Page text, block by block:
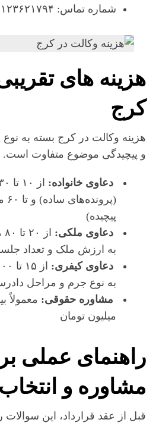
شماره تماس: ۰۹۱۲۳۶۲۱۷۹۴
هزینه های
کرج
هزینه وکالت در کرج بسته به
و پیچیدگی موضوع متفاوت است.
دعاوی خانواده:
پیچیده)
دعاوی ملکی:
به ارزش ملک و تعداد
دعاوی کیفری:
به نوع جرم و مراحل
مشاوره حقوقی:
میلیون تومان
راهنمای عملی
مشاوره و
قبل از عقد قرارداد، این سوالات